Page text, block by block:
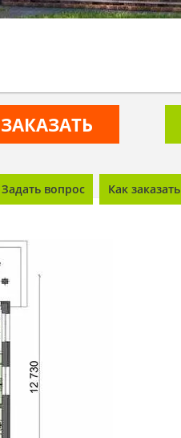
ЗАКАЗАТЬ
Задать вопрос Как заказать